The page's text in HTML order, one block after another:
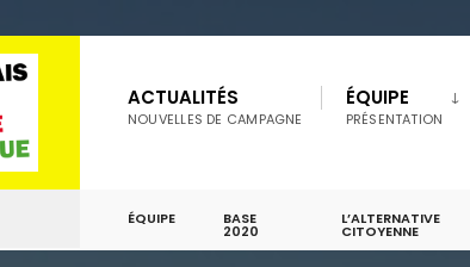
ACTUALITÉS
NOUVELLES DE CAMPAGNE
ÉQUIPE
PRÉSENTATION
ÉQUIPE BASE
2020
L’ALTERNATIVE
CITOYENNE